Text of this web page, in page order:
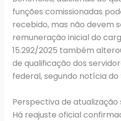
funções comissionadas
recebido, mas não devem
remuneração inicial do
15.292/2025 também
de qualificação dos
federal, segundo notícia do
Perspectiva de atualização
Há reajuste oficial